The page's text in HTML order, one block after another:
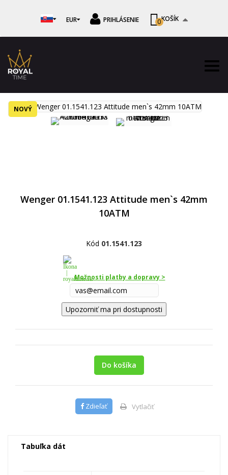
EUR PRIHLÁSENIE KOŠÍK
0
NOVÝ
Wenger 01.1541.123 Attitude men`s 42mm
10ATM
Kód 01.1541.123
Možnosti platby a dopravy >
Upozorniť ma pri dostupnosti
Do košíka
Zdieľať Vytlačiť
Tabuľka dát